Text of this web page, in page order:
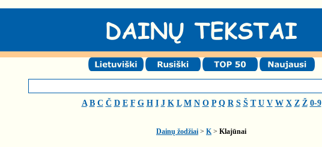
A B C Č D E F G H I J K L M N O P Q R S Š T U V W X Z Ž 0-9
Dainų žodžiai > K> Klajūnai